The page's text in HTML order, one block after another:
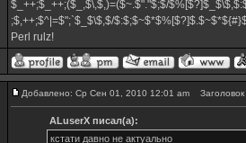
$_++;$_++;($_,$\,$,)=($~.$"."$;$/
;$,++;$^|=$";`$_$\$,$/
Perl rulz!
Добавлено: Ср Сен 01, 2010 12:01 am
ALuserX писал(а):
кстати давно не актуально